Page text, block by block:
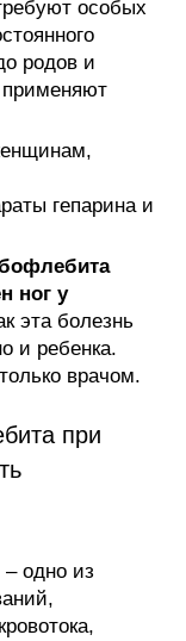
особых
родов и
гепарина и
ног у
эта болезнь
и ребенка.
врачом.
при
одно из